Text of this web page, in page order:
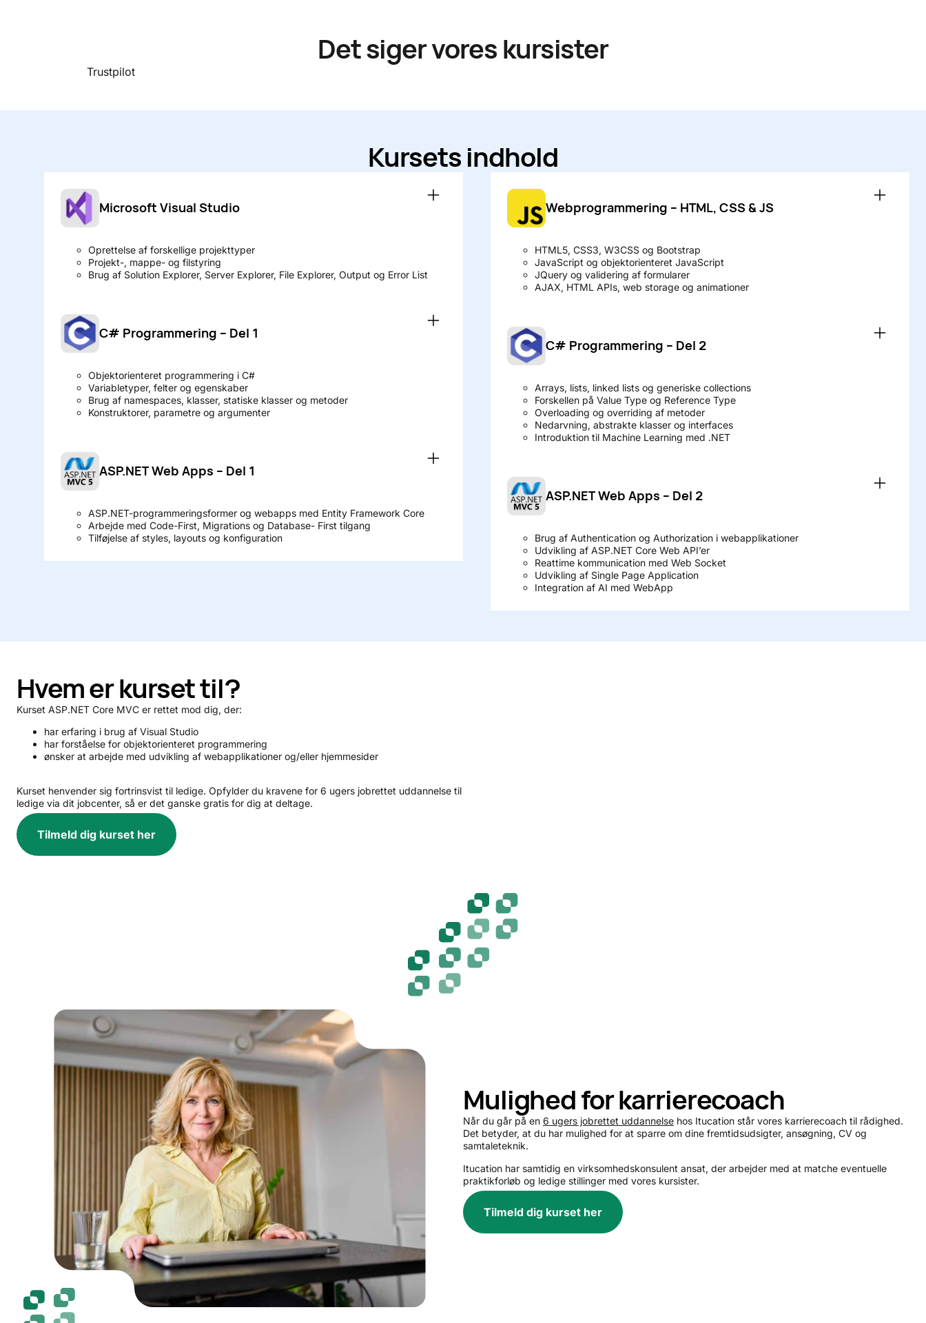
Det siger vores kursister
Trustpilot
Kursets indhold
Microsoft Visual Studio
Oprettelse af forskellige projekttyper
Projekt-, mappe- og filstyring
Brug af Solution Explorer, Server Explorer, File Explorer, Output og Error List
C# Programmering – Del 1
Objektorienteret programmering i C#
Variabletyper, felter og egenskaber
Brug af namespaces, klasser, statiske klasser og metoder
Konstruktorer, parametre og argumenter
ASP.NET Web Apps – Del 1
ASP.NET-programmeringsformer og webapps med Entity Framework Core
Arbejde med Code-First, Migrations og Database- First tilgang
Tilføjelse af styles, layouts og konfiguration
Webprogrammering – HTML, CSS & JS
HTML5, CSS3, W3CSS og Bootstrap
JavaScript og objektorienteret JavaScript
JQuery og validering af formularer
AJAX, HTML APIs, web storage og animationer
C# Programmering – Del 2
Arrays, lists, linked lists og generiske collections
Forskellen på Value Type og Reference Type
Overloading og overriding af metoder
Nedarvning, abstrakte klasser og interfaces
Introduktion til Machine Learning med .NET
ASP.NET Web Apps – Del 2
Brug af Authentication og Authorization i webapplikationer
Udvikling af ASP.NET Core Web API’er
Reattime kommunication med Web Socket
Udvikling af Single Page Application
Integration af AI med WebApp
Hvem er kurset til?
Kurset ASP.NET Core MVC er rettet mod dig, der:
har erfaring i brug af Visual Studio
har forståelse for objektorienteret programmering
ønsker at arbejde med udvikling af webapplikationer og/eller hjemmesider
Kurset henvender sig fortrinsvist til ledige. Opfylder du kravene for 6 ugers jobrettet uddannelse til
ledige via dit jobcenter, så er det ganske gratis for dig at deltage.
Tilmeld dig kurset her
Mulighed for karrierecoach
Når du går på en 6 ugers jobrettet uddannelse hos Itucation står vores karrierecoach til rådighed.
Det betyder, at du har mulighed for at sparre om dine fremtidsudsigter, ansøgning, CV og
samtaleteknik.
Itucation har samtidig en virksomhedskonsulent ansat, der arbejder med at matche eventuelle
praktikforløb og ledige stillinger med vores kursister.
Tilmeld dig kurset her